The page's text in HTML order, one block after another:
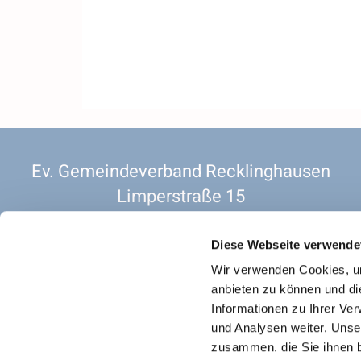
Diese Webseite
Wir verwenden Cookies,
anbieten zu können und
Informationen zu Ihrer
und Analysen weiter.
zusammen, die Sie ihnen
Ev. Gemeindeverband Recklinghausen
Limperstraße 15
2 OG. Raum 201
Vorsitzender. Pfarrer Christian Siebold
Datenschutz für